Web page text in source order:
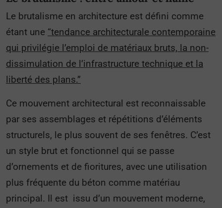
Le brutalisme en architecture est défini comme
étant une “tendance architecturale contemporaine
qui privilégie l’emploi de matériaux bruts, la non-
dissimulation de l’infrastructure technique et la
liberté des plans.”
Ce mouvement architectural est reconnaissable
par ses assemblages et répétitions d’éléments
structurels, le plus souvent de ses fenêtres. C’est
un style brut et fonctionnel qui se passe
d’ornements et de fioritures, avec une utilisation
plus fréquente du béton comme matériau
principal. Il est issu d’un mouvement moderne,